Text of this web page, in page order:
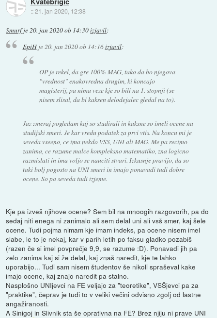
::21. jan 2020, 12:38
Smurfje20. jan 2020 ob 14:30izjavil:
EpiHje20. jan 2020 ob 14:16izjavil:
OP je rekel, da gre 100% MAG, tako da bo njegova
"vrednost" enakovredna drugim, ki koncajo
magisterij, pa nima veze kje so bili na 1. stopnji (se
nisem slisal, da bi kaksen delodejalec gledal na to).
Jaz zmeraj pogledam kaj so studirali in kaksne so imeli ocene na
studijski smeri. Je kar vredu podatek za prvi vtis. Na koncu mi je
seveda vseeno, ce ima nekdo VSS, UNI ali MAG. Me pa recimo
zanima, ce razume malce kompleksno matematiko, zna logicno
razmislati in ima voljo se nauciti stvari. Izkusnje pravijo, da so
taki bolj pogosto na UNI smeri in imajo ponavadi tudi dobre
ocene. So pa seveda tudi izjeme.
Kje pa izveš njihove ocene? Sem bil na mnoogih razgovorih, pa do
sedaj niti enega ni zanimalo ali sem delal uni ali vsš smer, kaj šele
ocene. Tudi pojma nimam kje imam indeks, pa ocene nisem imel
slabe, le to je nekaj, kar v parih letih po faksu gladko pozabiš
(razen če si imel povprečje 9,9, se razume :D). Ponavadi jih pa
zelo zanima kaj si že delal, kaj znaš naredit, kje te lahko
uporabijo... Tudi sam nisem študentov še nikoli spraševal kake
imajo ocene, kaj znajo naredit pa stalno.
Nasplošno UNIjevci na FE veljajo za "teoretike", VSŠjevci pa za
"praktike", čeprav je tudi to v veliki večini odvisno zgolj od lastne
angažiranosti.
A Sinigoj in Slivnik sta še oprativna na FE? Brez njiju ni prave UNI